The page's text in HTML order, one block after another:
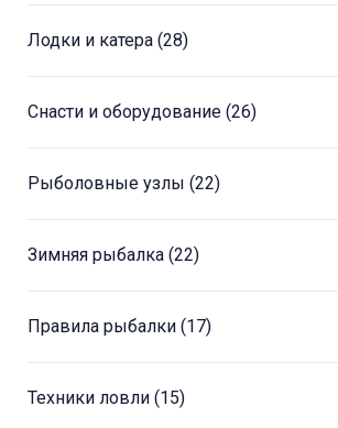
Лодки и катера (28)
Снасти и оборудование (26)
Рыболовные узлы (22)
Зимняя рыбалка (22)
Правила рыбалки (17)
Техники ловли (15)